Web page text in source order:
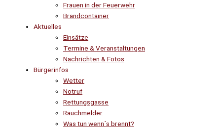
Frauen in der Feuerwehr
Brandcontainer
Aktuelles
Einsätze
Termine & Veranstaltungen
Nachrichten & Fotos
Bürgerinfos
Wetter
Notruf
Rettungsgasse
Rauchmelder
Was tun wenn´s brennt?